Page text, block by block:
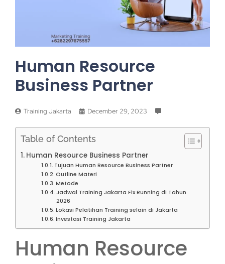
Human Resource
Business Partner
Training Jakarta December 29, 2023
Table of Contents
Human Resource Business Partner
Tujuan Human Resource Business Partner
Outline Materi
Metode
Jadwal Training Jakarta Fix Running di Tahun
2026
Lokasi Pelatihan Training selain di Jakarta
Investasi Training Jakarta
Human Resource